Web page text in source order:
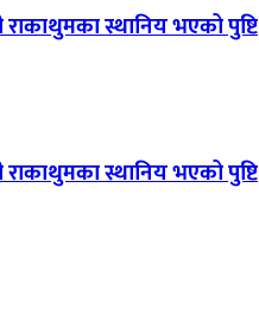
स्थानिय भएको पुष्टि
स्थानिय भएको पुष्टि